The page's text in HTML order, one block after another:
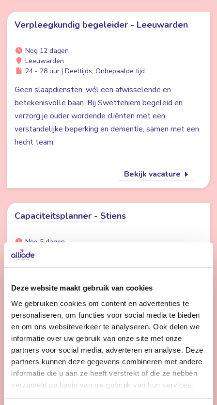
Deze website maakt gebruik van cookies
We gebruiken cookies om content en advertenties te
personaliseren, om functies voor social media te bieden
en om ons websiteverkeer te analyseren. Ook delen we
informatie over uw gebruik van onze site met onze
partners voor social media, adverteren en analyse. Deze
partners kunnen deze gegevens combineren met andere
informatie die u aan ze heeft verstrekt of die ze hebben
verzameld op basis van uw gebruik van hun services.
Verpleegkundig begeleider - Leeuwarden
Nog 12 dagen
Leeuwarden
24 - 28 uur | Deeltijds, Onbepaalde tijd
Geen slaapdiensten, wél een afwisselende en
betekenisvolle baan. Bij Swettehiem begeleid en
verzorg je ouder wordende cliënten met een
verstandelijke beperking en dementie, samen met een
hecht team.
Bekijk vacature
Capaciteitsplanner - Stiens
Nog 5 dagen
Stiens
28 - 32 uur | Voltijds, Onbepaalde tijd
een stap verder dan de dagelijkse praktijk?
Bekijk vacature
Persoonlijke Begeleider complexe zorg -
Stiens